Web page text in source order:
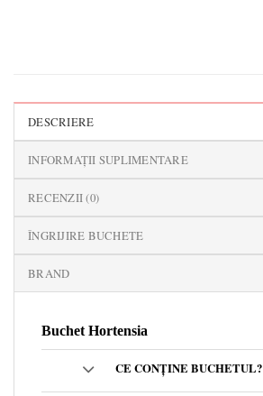
DESCRIERE
INFORMAȚII SUPLIMENTARE
RECENZII (0)
ÎNGRIJIRE BUCHETE
BRAND
Buchet Hortensia
CE CONȚINE BUCHETUL?